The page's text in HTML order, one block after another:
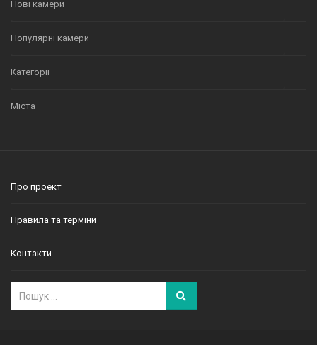
Нові камери
Популярні камери
Категорії
Міста
Про проект
Правила та терміни
Контакти